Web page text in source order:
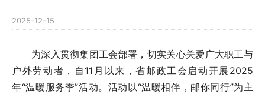
2025-12-15
为深入贯彻集团工会部署，切实关心关爱广大职工与
户外劳动者，自11月以来，省邮政工会启动开展2025
年“温暖服务季”活动。活动以“温暖相伴，邮你同行”为主